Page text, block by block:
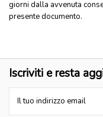
giorni dalla avvenuta
presente documento.
Iscriviti e resta